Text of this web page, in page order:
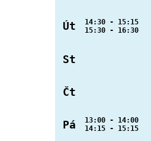
Út
14:30 - 15:15
15:30 - 16:30
St
Čt
Pá
13:00 - 14:00
14:15 - 15:15